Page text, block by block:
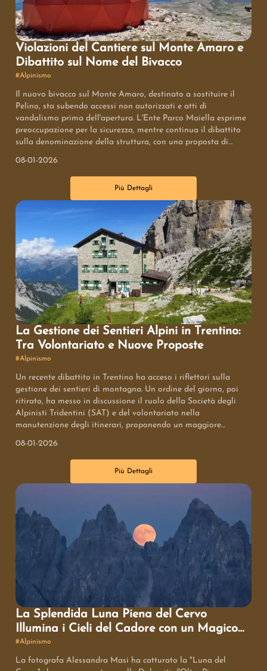
Violazioni del Cantiere sul Monte Amaro e
Dibattito sul Nome del Bivacco
#Alpinismo
Il nuovo bivacco sul Monte Amaro, destinato a sostituire il
Pelino, sta subendo accessi non autorizzati e atti di
vandalismo prima dell'apertura. L'Ente Parco Maiella esprime
preoccupazione per la sicurezza, mentre continua il dibattito
sulla denominazione della struttura, con una proposta di
08-01-2026
Più Dettagli
La Gestione dei Sentieri Alpini in Trentino:
Tra Volontariato e Nuove Proposte
#Alpinismo
Un recente dibattito in Trentino ha acceso i riflettori sulla
gestione dei sentieri di montagna. Un ordine del giorno, poi
ritirato, ha messo in discussione il ruolo della Società degli
Alpinisti Tridentini (SAT) e del volontariato nella
manutenzione degli itinerari, proponendo un maggiore
preparazione personale, evidenziando le sfide poste dai
cambiamenti climatici e il valore inestimabile del volontariato
per la conservazione della montagna.
08-01-2026
Più Dettagli
La Splendida Luna Piena del Cervo
Illumina i Cieli del Cadore con un Magico
Spettacolo Naturale
#Alpinismo
La fotografa Alessandra Masi ha catturato la "Luna del